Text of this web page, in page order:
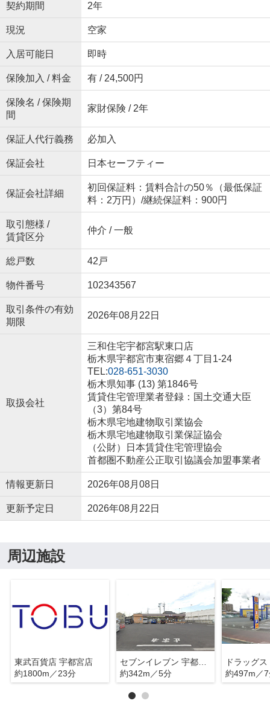
契約期間 2年
現況 空家
入居可能日 即時
保険加入 / 料金 有 / 24,500円
保険名 / 保険期
間
家財保険 / 2年
保証人代行義務 必加入
保証会社 日本セーフティー
保証会社詳細
初回保証料：賃料合計の50％（最低保証
料：2万円）/継続保証料：900円
取引態様 /
賃貸区分
仲介 / 一般
総戸数 42戸
物件番号 102343567
取引条件の有効
期限
2026年08月22日
取扱会社
三和住宅宇都宮駅東口店
栃木県宇都宮市東宿郷４丁目1-24
TEL:028-651-3030
栃木県知事 (13) 第1846号
賃貸住宅管理業者登録：国土交通大臣
（3）第84号
栃木県宅地建物取引業協会
栃木県宅地建物取引業保証協会
（公財）日本賃貸住宅管理協会
首都圏不動産公正取引協議会加盟事業者
情報更新日 2026年08月08日
更新予定日 2026年08月22日
周辺施設
東武百貨店 宇都宮店
約1800m／23分
セブンイレブン 宇都宮戸祭1丁目店
約342m／5分
約497m／